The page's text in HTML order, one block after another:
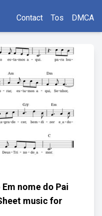
Contact Tos DMCA
nome do Pai
music for